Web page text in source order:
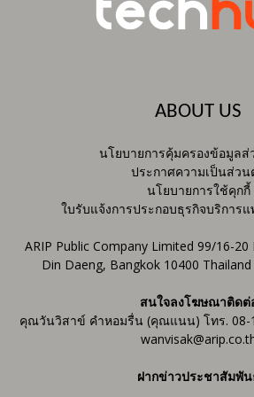
ABOUT US
นโยบายการคุ้มครองข้อมูล
ประกาศความเป็นส่วน
นโยบายการใช้คุกกี้
ใบรับแจ้งการประกอบธุรกิจบริการ
ARIP Public Company Limited 99/16-20
Din Daeng, Bangkok 10400
สนใจลงโฆษณาติดต่
คุณวันวิสาข์ คำหอมรื่น (คุณแนน) โทร. 08-
ฝากข่าวประชาสัมพั